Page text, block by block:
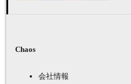
Chaos
会社情報